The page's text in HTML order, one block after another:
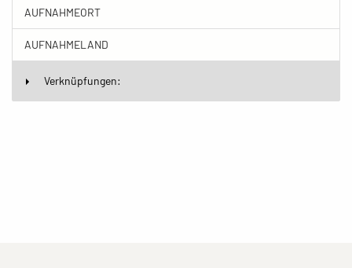
AUFNAHMEORT
AUFNAHMELAND
Verknüpfungen: